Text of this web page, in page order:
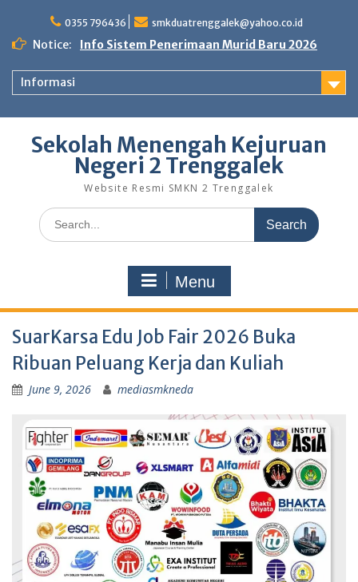
content
0355 796436 smkduatrenggalek@yahoo.co.id
Notice: Info Sistem Penerimaan Murid Baru 2026
Informasi
Sekolah Menengah Kejuruan
Negeri 2 Trenggalek
Website Resmi SMKN 2 Trenggalek
Search
for:
Menu
SuarKarsa Edu Job Fair 2026 Buka
Ribuan Peluang Kerja dan Kuliah
June 9, 2026 mediasmkneda